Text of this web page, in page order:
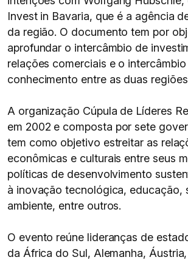
Invest in Bavaria, que é a agência
da região. O documento tem por
aprofundar o intercâmbio de
relações comerciais e o
conhecimento entre as duas
A organização Cúpula de Líderes
em 2002 e composta por sete
tem como objetivo estreitar as
econômicas e culturais entre seus
políticas de desenvolvimento
à inovação tecnológica, educação,
ambiente, entre outros.
O evento reúne lideranças de
da África do Sul, Alemanha,